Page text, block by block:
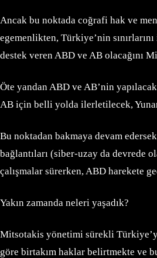
Ancak bu noktada coğrafi hak ve
egemenlikten, Türkiye’nin
destek veren ABD ve AB olacağını
Öte yandan ABD ve AB’nin
AB için belli yolda ilerletilecek,
Bu noktadan bakmaya devam
bağlantıları (siber-uzay da devrede
çalışmalar sürerken, ABD harekete
Yakın zamanda neleri yaşadık?
Mitsotakis yönetimi sürekli
göre birtakım haklar belirtmekte ve